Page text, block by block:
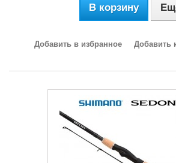
В корзину
Добавить в избранное Добавить